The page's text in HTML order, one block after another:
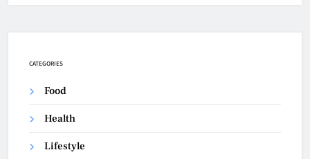
CATEGORIES
Food
Health
Lifestyle